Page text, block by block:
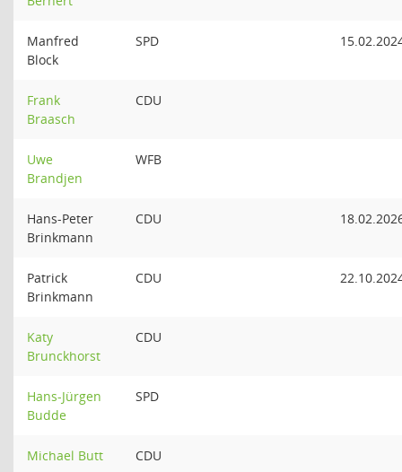
Manfred
Block
SPD
Frank
Braasch
CDU
Uwe
Brandjen
WFB
Hans-Peter
Brinkmann
CDU
Patrick
Brinkmann
CDU
Katy
Brunckhorst
CDU
Hans-Jürgen
Budde
SPD
Michael Butt CDU